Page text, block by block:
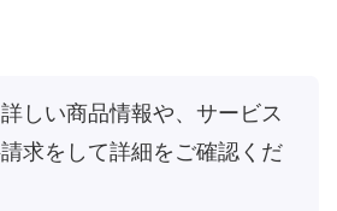
しい商品情報や、サービス
求をして詳細をご確認くだ